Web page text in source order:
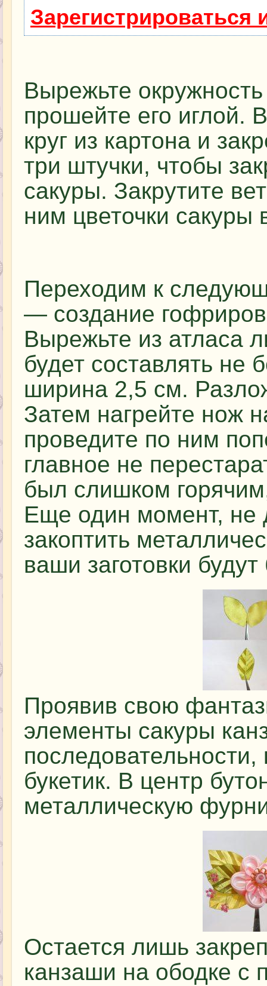
Вырежьте
прошейте его иглой.
круг из картона и
три штучки, чтобы
сакуры. Закрутите
ним цветочки сакуры
Переходим к
— создание
Вырежьте из атласа
будет составлять не
ширина 2,5 см.
Затем нагрейте нож
проведите по ним
главное не
был слишком
Еще один момент, не
закоптить
ваши заготовки
Проявив свою
элементы сакуры
букетик. В центр
металлическую
Остается лишь
канзаши на ободке с